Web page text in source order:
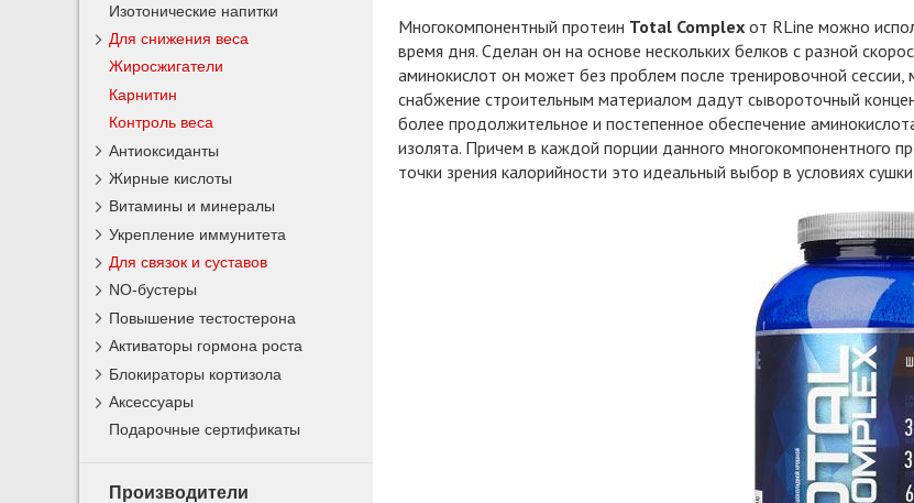
Многокомпонентный протеин Total Complexот RLine можно
время дня. Сделан он на основе нескольких белков с разной
аминокислот он может без проблем после тренировочной
снабжение строительным материалом дадут сывороточный
более продолжительное и постепенное обеспечение
изолята. Причем в каждой порции данного многокомпонентного
точки зрения калорийности это идеальный выбор в условиях
Изотонические напитки
Для снижения веса
Жиросжигатели
Карнитин
Контроль веса
Антиоксиданты
Жирные кислоты
Витамины и минералы
Укрепление иммунитета
Для связок и суставов
NO-бустеры
Повышение тестостерона
Активаторы гормона роста
Блокираторы кортизола
Аксессуары
Подарочные сертификаты
Производители